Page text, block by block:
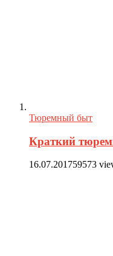
Тюремный быт
Краткий
16.07.201759573